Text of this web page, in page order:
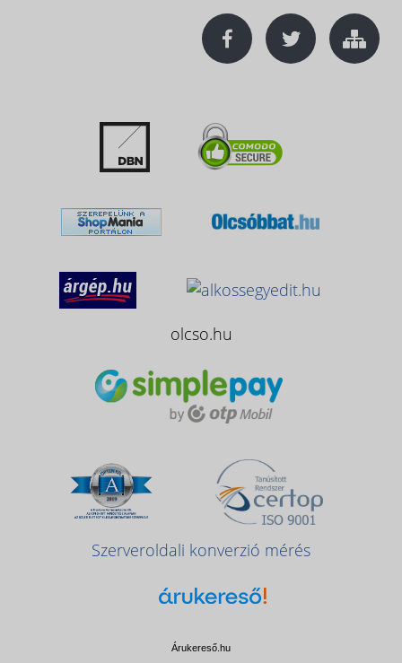
olcso.hu
Szerveroldali konverzió mérés
Árukereső.hu